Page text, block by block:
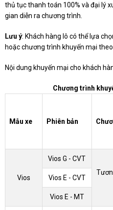
thủ tục thanh toán 100% và đại lý
gian diễn ra chương trình.
Lưu ý: Khách hàng lô có thể lựa
hoặc chương trình khuyến mại
Nội dung khuyến mại cho khách
Chương trình
Mẫu xe Phiên bản
Vios
Vios G - CVT
Vios E - CVT
Vios E - MT